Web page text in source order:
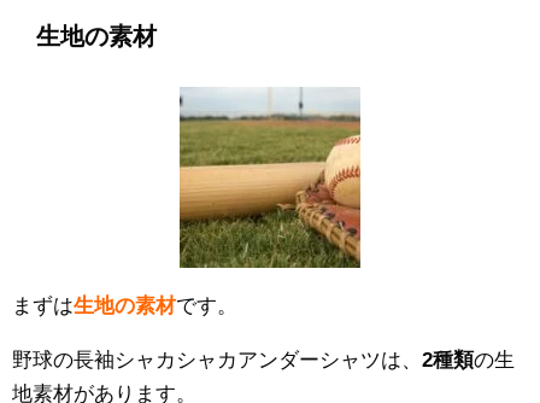
生地の素材
まずは生地の素材です。
野球の長袖シャカシャカアンダーシャツは、 2種類の生
地素材があります。